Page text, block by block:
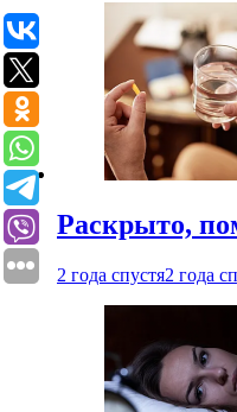
Раскрыто,
2 года спустя2 года